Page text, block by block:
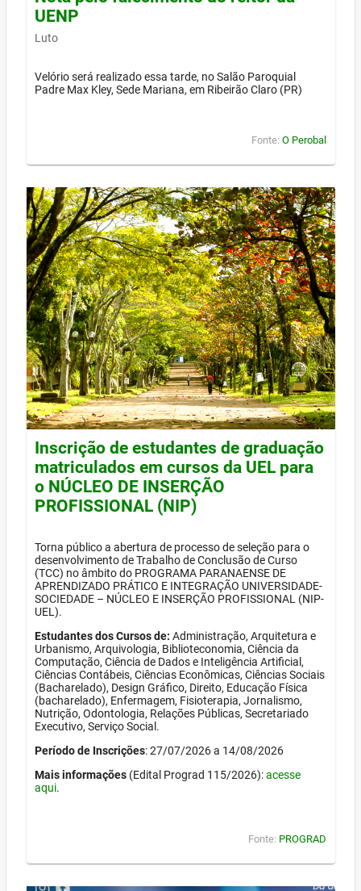
UENP
Luto
Velório será realizado essa tarde, no Salão Paroquial
Padre Max Kley, Sede Mariana, em Ribeirão Claro (PR)
Fonte: O Perobal
Inscrição de estudantes de graduação
matriculados em cursos da UEL para
o NÚCLEO DE INSERÇÃO
PROFISSIONAL (NIP)
Torna público a abertura de processo de seleção para o
desenvolvimento de Trabalho de Conclusão de Curso
(TCC) no âmbito do PROGRAMA PARANAENSE DE
APRENDIZADO PRÁTICO E INTEGRAÇÃO UNIVERSIDADE-
SOCIEDADE – NÚCLEO E INSERÇÃO PROFISSIONAL (NIP-
UEL).
Estudantes dos Cursos de: Administração, Arquitetura e
Urbanismo, Arquivologia, Biblioteconomia, Ciência da
Computação, Ciência de Dados e Inteligência Artificial,
Ciências Contábeis, Ciências Econômicas, Ciências Sociais
(Bacharelado), Design Gráfico, Direito, Educação Física
(bacharelado), Enfermagem, Fisioterapia, Jornalismo,
Nutrição, Odontologia, Relações Públicas, Secretariado
Executivo, Serviço Social.
Período de Inscrições: 27/07/2026 a 14/08/2026
Mais informações (Edital Prograd 115/2026):acesse
aqui.
Fonte: PROGRAD